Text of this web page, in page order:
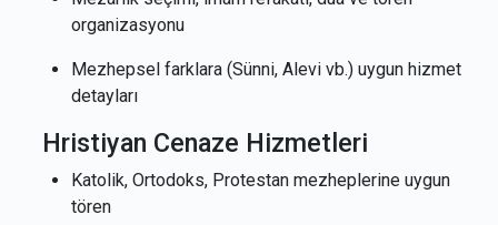
organizasyonu
Mezhepsel farklara (Sünni, Alevi vb.) uygun hizmet
detayları
Hristiyan Cenaze Hizmetleri
Katolik, Ortodoks, Protestan mezheplerine uygun
tören